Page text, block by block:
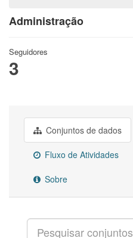
Administração
Seguidores
3
Conjuntos de dados
Fluxo de Atividades
Sobre